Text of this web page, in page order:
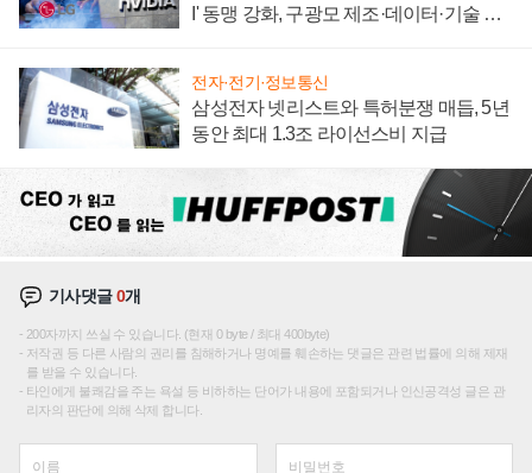
I' 동맹 강화, 구광모 제조·데이터·기술 결
전자·전기·정보통신
삼성전자 넷리스트와 특허분쟁 매듭, 5년
동안 최대 1.3조 라이선스비 지급
기사댓글0개
200자까지 쓰실 수 있습니다. (현재 0 byte / 최대 400byte)
저작권 등 다른 사람의 권리를 침해하거나 명예를 훼손하는 댓글은 관련 법률에 의해 제재
를 받을 수 있습니다.
타인에게 불쾌감을 주는 욕설 등 비하하는 단어가 내용에 포함되거나 인신공격성 글은 관
리자의 판단에 의해 삭제 합니다.